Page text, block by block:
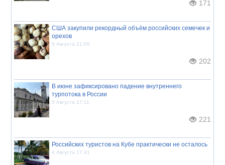
171
США закупили рекордный объём российских семечек и
орехов
6 Августа 21:09
202
В июне зафиксировано падение внутреннего
турпотока в России
5 Августа 17:11
221
Российских туристов на Кубе практически не осталось
4 Августа 17:41